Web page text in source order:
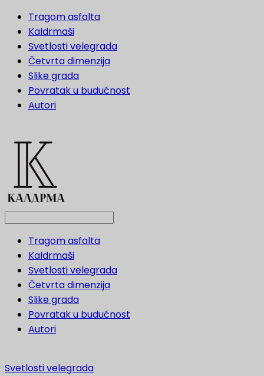
Tragom asfalta
Kaldrmaši
Svetlosti velegrada
Četvrta dimenzija
Slike grada
Povratak u budućnost
Autori
Tragom asfalta
Kaldrmaši
Svetlosti velegrada
Četvrta dimenzija
Slike grada
Povratak u budućnost
Autori
Svetlosti velegrada